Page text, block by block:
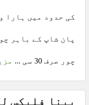
کی حدود میں ہارا
پان شاپ کے باہر
چور صرف 30 سی ...
پینا فلیکس